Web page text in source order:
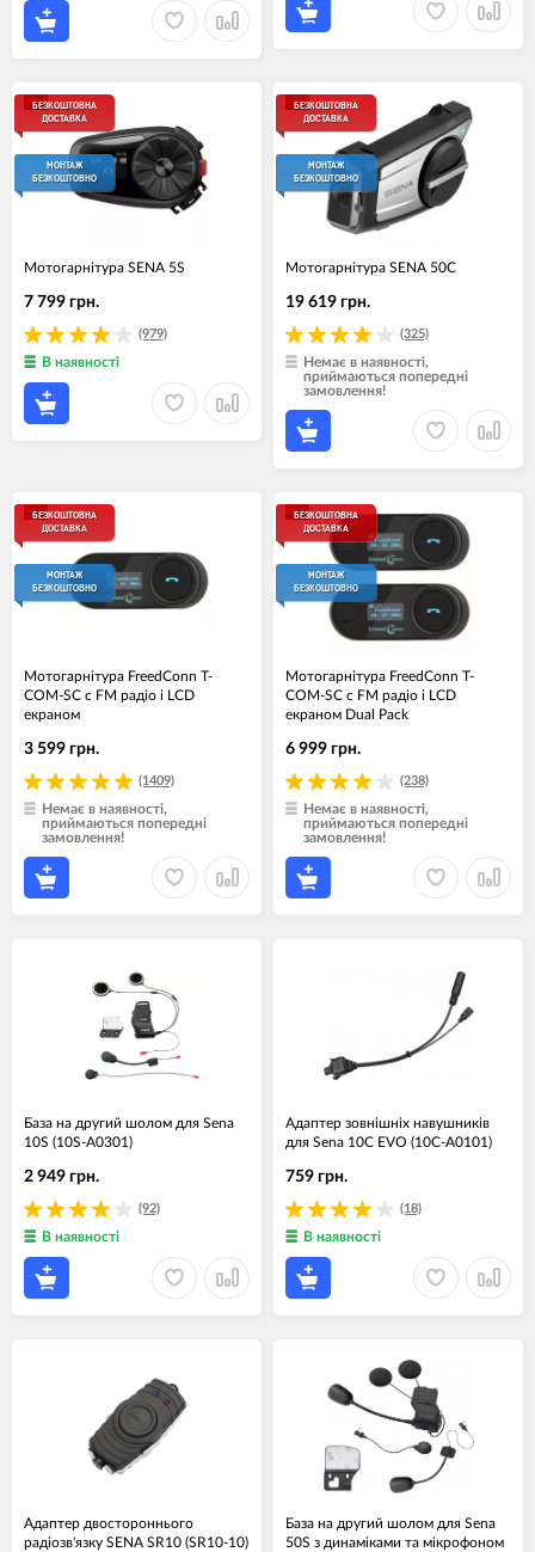
БЕЗКОШТОВНА
ДОСТАВКА
МОНТАЖ
БЕЗКОШТОВНО
Мотогарнiтура SENA 5S
(979)
7 799 грн.
В наявності
БЕЗКОШТОВНА
ДОСТАВКА
МОНТАЖ
БЕЗКОШТОВНО
Мотогарнітура SENA 50C
(325)
19 619 грн.
Немає в наявності,
приймаються попередні
замовлення!
БЕЗКОШТОВНА
ДОСТАВКА
МОНТАЖ
БЕЗКОШТОВНО
Мотогарнiтура FreedConn T-
COM-SC c FM радіо і LCD
екраном
(1409)
3 599 грн.
Немає в наявності,
приймаються попередні
замовлення!
БЕЗКОШТОВНА
ДОСТАВКА
МОНТАЖ
БЕЗКОШТОВНО
Мотогарнітура FreedConn T-
COM-SC c FM радіо і LCD
екраном Dual Pack
(238)
6 999 грн.
Немає в наявності,
приймаються попередні
замовлення!
База на другий шолом для Sena
10S (10S-A0301)
(92)
2 949 грн.
В наявності
Адаптер зовнішніх навушників
для Sena 10C EVO (10C-A0101)
(18)
759 грн.
В наявності
Адаптер двостороннього
радіозв'язку SENA SR10 (SR10-10)
База на другий шолом для Sena
50S з динаміками та мікрофоном